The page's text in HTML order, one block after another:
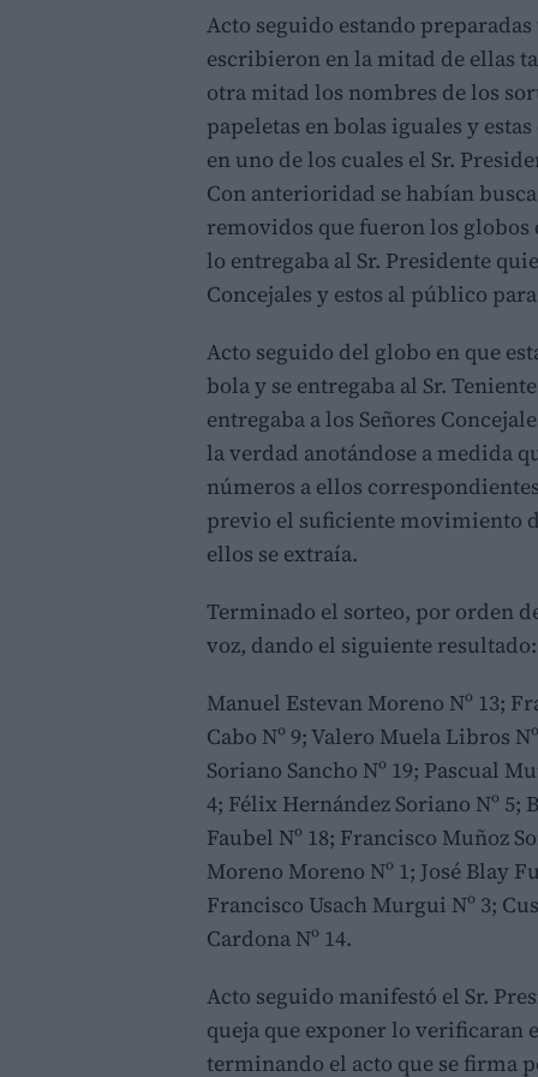
Acto seguido estando
escribieron en la mitad de ellas
otra mitad los nombres de los
papeletas en bolas iguales y
en uno de los cuales el Sr.
Con anterioridad se habían
removidos que fueron los
lo entregaba al Sr. Presidente
Concejales y estos al público
Acto seguido del globo en que
bola y se entregaba al Sr.
entregaba a los Señores
la verdad anotándose a medida
números a ellos
previo el suficiente movimiento
ellos se extraía.
Terminado el sorteo, por orden
voz, dando el siguiente resultado:
Manuel Estevan Moreno Nº 13;
Cabo Nº 9; Valero Muela Libros
Soriano Sancho Nº 19; Pascual
4; Félix Hernández Soriano Nº 5;
Faubel Nº 18; Francisco Muñoz
Moreno Moreno Nº 1; José Blay
Francisco Usach Murgui Nº 3;
Cardona Nº 14.
Acto seguido manifestó el Sr.
queja que exponer lo verificaran
terminando el acto que se firma